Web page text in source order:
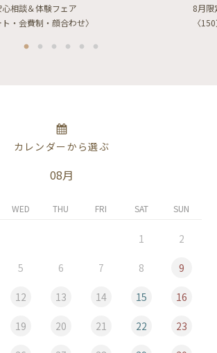
相談＆体験フェア
ト・会費制・顔合わせ〉
8月限
〈
カレンダーから選ぶ
08月
WED THU FRI SAT SUN
1 2
5 6 7 8 9
12 13 14 15 16
19 20 21 22 23